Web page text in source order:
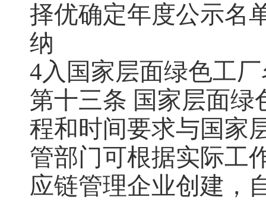
择优确定年度公示名
纳
4入国家层面绿色工
第十三条 国家层面
程和时间要求与国家
管部门可根据实际工
应链管理企业创建，